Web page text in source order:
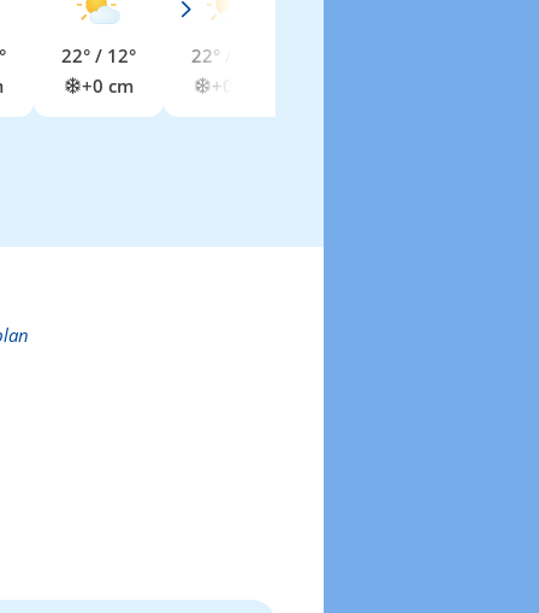
22° / 12°
+0 cm
22° / 14°
+0 cm